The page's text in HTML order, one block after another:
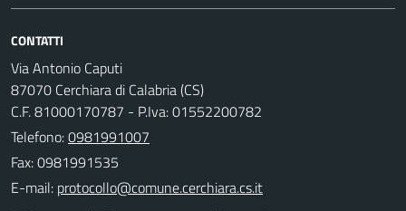
CONTATTI
Via Antonio Caputi
87070 Cerchiara di Calabria (CS)
C.F. 81000170787 - P.Iva: 01552200782
Telefono:0981991007
Fax: 0981991535
E-mail: